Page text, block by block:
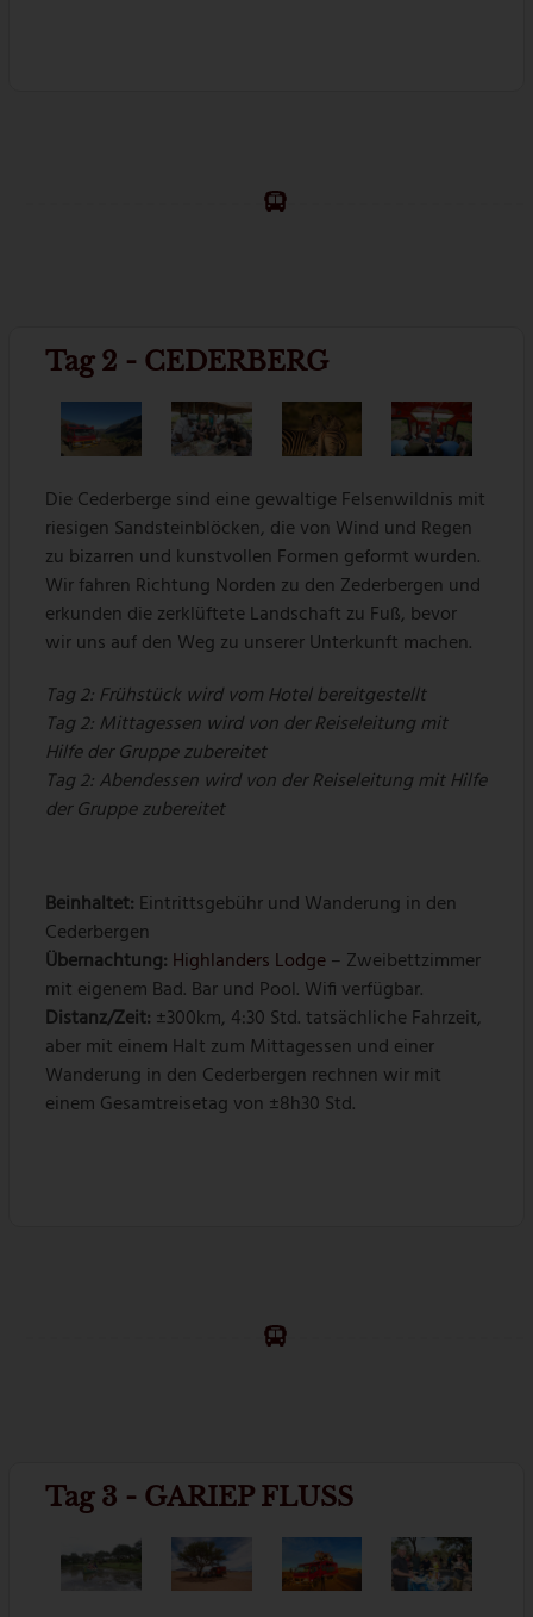
Tag 2 - CEDERBERG
Die Cederberge sind eine gewaltige Felsenwildnis mit
riesigen Sandsteinblöcken, die von Wind und Regen
zu bizarren und kunstvollen Formen geformt wurden.
Wir fahren Richtung Norden zu den Zederbergen und
erkunden die zerklüftete Landschaft zu Fuß, bevor
wir uns auf den Weg zu unserer Unterkunft machen.
Tag 2: Frühstück wird vom Hotel bereitgestellt
Tag 2: Mittagessen wird von der Reiseleitung mit
Hilfe der Gruppe zubereitet
Tag 2: Abendessen wird von der Reiseleitung mit Hilfe
der Gruppe zubereitet
Beinhaltet: Eintrittsgebühr und Wanderung in den
Cederbergen
Übernachtung: Highlanders Lodge– Zweibettzimmer
mit eigenem Bad. Bar und Pool. Wifi verfügbar.
Distanz/Zeit: ±300km, 4:30 Std. tatsächliche Fahrzeit,
aber mit einem Halt zum Mittagessen und einer
Wanderung in den Cederbergen rechnen wir mit
einem Gesamtreisetag von ±8h30 Std.
Tag 3 - GARIEP FLUSS